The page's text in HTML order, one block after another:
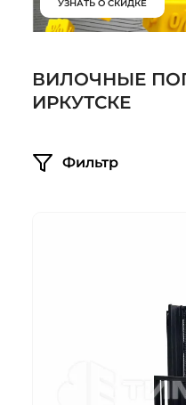
УЗНАТЬ О СКИДКЕ
ВИЛОЧНЫЕ
ИРКУТСКЕ
Фильтр
Системы 3D
Грейферные захваты
Посевная техника